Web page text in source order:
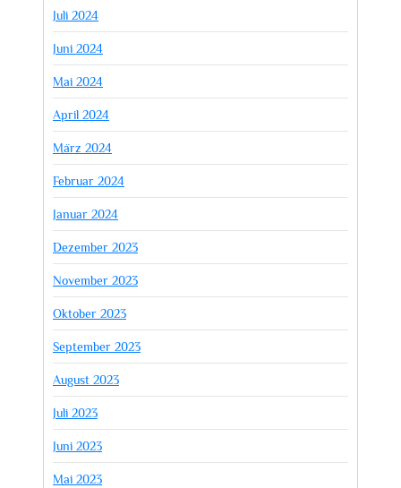
Juli 2024
Juni 2024
Mai 2024
April 2024
März 2024
Februar 2024
Januar 2024
Dezember 2023
November 2023
Oktober 2023
September 2023
August 2023
Juli 2023
Juni 2023
Mai 2023